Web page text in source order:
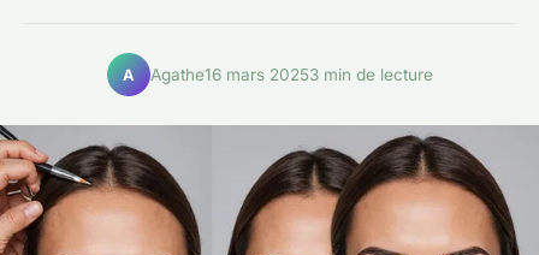
A Agathe16 mars 20253 min de lecture